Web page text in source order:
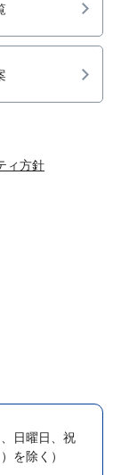
ィ方針
、日曜日、祝
を除く）